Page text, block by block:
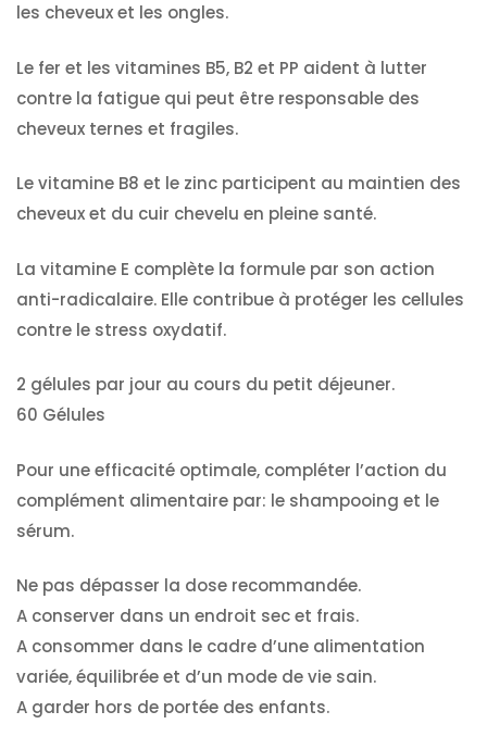
les cheveux et les ongles.
Le fer et les vitamines B5, B2 et PP aident à lutter
contre la fatigue qui peut être responsable des
cheveux ternes et fragiles.
Le vitamine B8 et le zinc participent au maintien des
cheveux et du cuir chevelu en pleine santé.
La vitamine E complète la formule par son action
anti-radicalaire. Elle contribue à protéger les cellules
contre le stress oxydatif.
2 gélules par jour au cours du petit déjeuner.
60 Gélules
Pour une efficacité optimale, compléter l’action du
complément alimentaire par: le shampooing et le
sérum.
Ne pas dépasser la dose recommandée.
A conserver dans un endroit sec et frais.
A consommer dans le cadre d’une alimentation
variée, équilibrée et d’un mode de vie sain.
A garder hors de portée des enfants.